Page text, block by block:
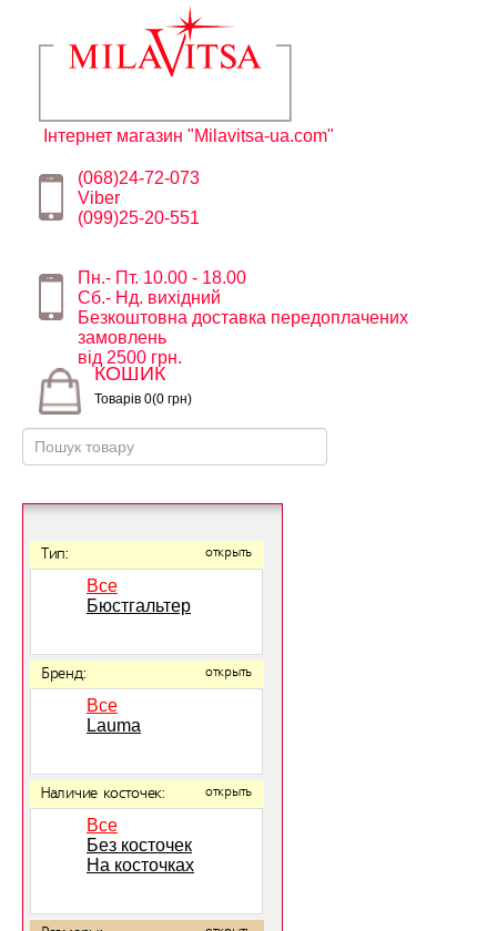
Інтернет магазин "Milavitsa-ua.com"
(068)24-72-073
Viber
(099)25-20-551
Пн.- Пт. 10.00 - 18.00
Сб.- Нд. вихідний
Безкоштовна доставка передоплачених
замовлень
від 2500 грн.
КОШИК
Товарів 0(0 грн)
Тип: открыть
Все
Бюстгальтер
Бренд: открыть
Все
Lauma
Наличие косточек: открыть
Все
Без косточек
На косточках